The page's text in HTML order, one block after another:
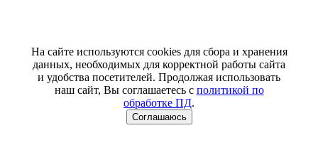
На сайте используются cookies для сбора и хранения
данных, необходимых для корректной работы сайта
и удобства посетителей. Продолжая использовать
наш сайт, Вы соглашаетесь с политикой по
обработке ПД.
Соглашаюсь